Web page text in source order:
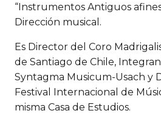
“Instrumentos Antiguos
Dirección musical.
Es Director del Coro
de Santiago de Chile,
Syntagma Musicum-Usach y
Festival Internacional de
misma Casa de Estudios.